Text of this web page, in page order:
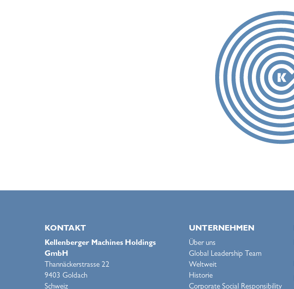
KONTAKT
Kellenberger Machines Holdings
GmbH
Thannäckerstrasse 22
9403 Goldach
Schweiz
UNTERNEHMEN
Über uns
Global Leadership Team
Weltweit
Historie
Corporate Social Responsibility